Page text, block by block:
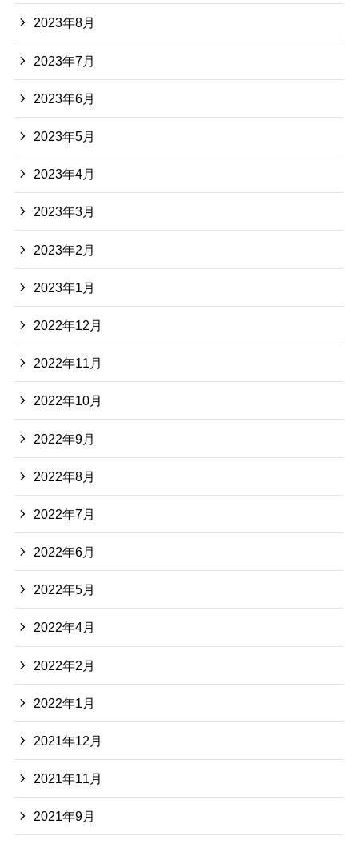
2023年8月
2023年7月
2023年6月
2023年5月
2023年4月
2023年3月
2023年2月
2023年1月
2022年12月
2022年11月
2022年10月
2022年9月
2022年8月
2022年7月
2022年6月
2022年5月
2022年4月
2022年2月
2022年1月
2021年12月
2021年11月
2021年9月